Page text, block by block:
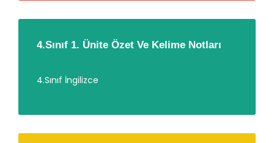
4.Sınıf 1. Ünite Özet Ve Kelime Notları
4.Sınıf İngilizce